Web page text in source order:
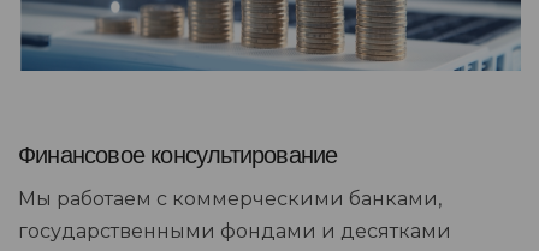
Финансовое консультирование
Мы работаем с коммерческими банками,
государственными фондами и десятками